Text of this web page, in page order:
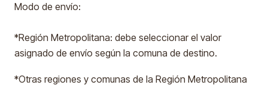
Modo de envío:
*Región Metropolitana: debe seleccionar el valor
asignado de envío según la comuna de destino.
*Otras regiones y comunas de la Región Metropolitana